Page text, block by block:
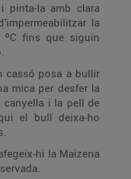
pinta-la amb clara
ºC fins que siguin
cassó posa a bullir
la
canyella i la pell de
el bull deixa-ho
hi la Maizena